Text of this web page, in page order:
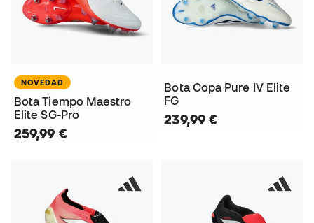
NOVEDAD
Bota Tiempo Maestro
Elite SG-Pro
259,99 €
Bota Copa Pure IV Elite
FG
239,99 €